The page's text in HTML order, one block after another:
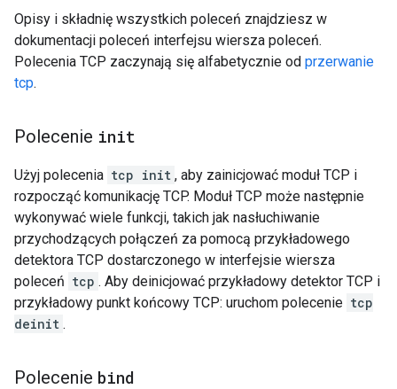
Opisy i składnię wszystkich poleceń znajdziesz w
dokumentacji poleceń interfejsu wiersza poleceń.
Polecenia TCP zaczynają się alfabetycznie od przerwanie
tcp.
Polecenie init
Użyj polecenia tcp init , aby zainicjować moduł TCP i
rozpocząć komunikację TCP. Moduł TCP może następnie
wykonywać wiele funkcji, takich jak nasłuchiwanie
przychodzących połączeń za pomocą przykładowego
detektora TCP dostarczonego w interfejsie wiersza
poleceń tcp . Aby deinicjować przykładowy detektor TCP i
przykładowy punkt końcowy TCP: uruchom polecenie tcp
deinit .
Polecenie bind